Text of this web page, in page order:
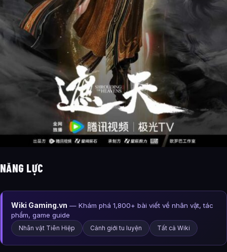
NĂNG LỰC
Wiki Gaming.vn — Khám phá 1,800+ bài viết về nhân vật, tác
phẩm, game guide
Nhân vật Tiên Hiệp Cảnh giới tu luyện Tất cả Wiki